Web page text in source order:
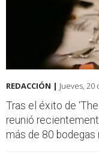
REDACCIÓN | Jueves,
Tras el éxito de
reunió
más de 80 bodegas